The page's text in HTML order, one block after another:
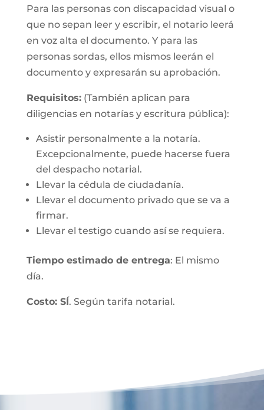
Para las personas con discapacidad visual o
que no sepan leer y escribir, el notario leerá
en voz alta el documento. Y para las
personas sordas, ellos mismos leerán el
documento y expresarán su aprobación.
Requisitos:(También aplican para
diligencias en notarías y escritura pública):
Asistir personalmente a la notaría.
Excepcionalmente, puede hacerse fuera
del despacho notarial.
Llevar la cédula de ciudadanía.
Llevar el documento privado que se va a
firmar.
Llevar el testigo cuando así se requiera.
Tiempo estimado de entrega: El mismo
día.
Costo: SÍ. Según tarifa notarial.